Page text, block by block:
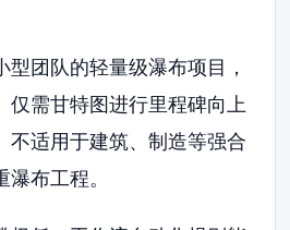
型团队的轻量级瀑布项目，
仅需甘特图进行里程碑向上
不适用于建筑、制造等强合
布工程。